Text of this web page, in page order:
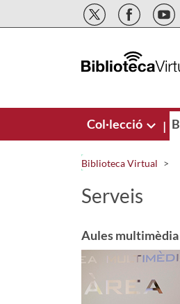
Salta al contingut principal
Col·lecció |
Biblioteca Virtual
Serveis
Aules multimèdia